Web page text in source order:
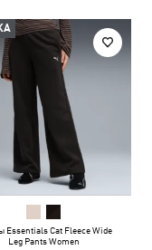
Essentials Cat Fleece Wide
Leg Pants Women